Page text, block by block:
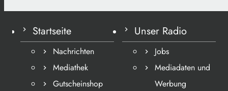
Startseite
Nachrichten
Mediathek
Gutscheinshop
Unser Radio
Jobs
Mediadaten und
Werbung